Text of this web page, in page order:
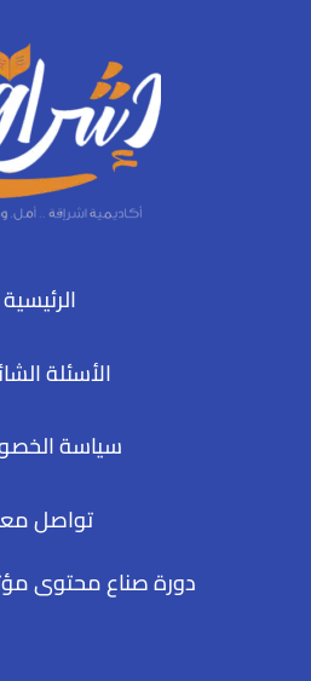
الرئيسية
الأسئلة
سياسة
تواصل
دورة صناع محتوى